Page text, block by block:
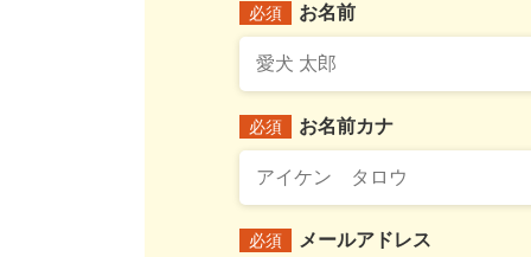
必須 お名前
必須 お名前カナ
必須 メールアドレス